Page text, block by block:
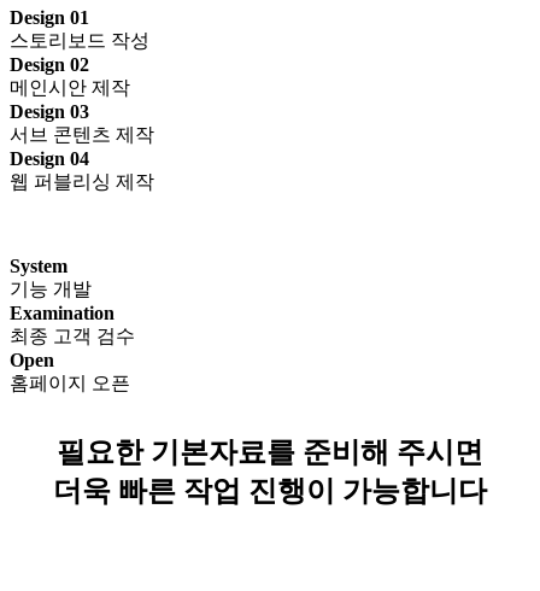
Design 01
스토리보드 작성
Design 02
메인시안 제작
Design 03
서브 콘텐츠 제작
Design 04
웹 퍼블리싱 제작
System
기능 개발
Examination
최종 고객 검수
Open
홈페이지 오픈
필요한 기본자료를 준비해 주시면
더욱 빠른 작업 진행이 가능합니다